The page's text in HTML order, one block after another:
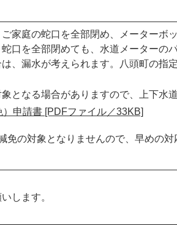
家庭の蛇口を全部閉め、メーターボ
口を全部閉めても、水道メーターの
、漏水が考えられます。八頭町の指
となる場合がありますので、上下水
申請書 [PDFファイル／33KB]
免の対象となりませんので、早めの対
します。